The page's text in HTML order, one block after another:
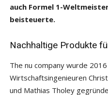
auch Formel 1-
beisteuerte.
Nachhaltige Produkte
The nu company wurde
Wirtschaftsingenieuren
und Mathias Tholey